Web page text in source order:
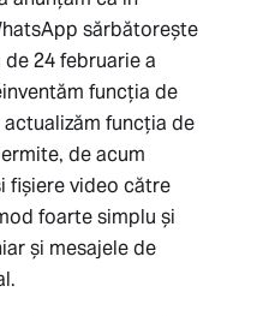
sărbătorește
24 februarie a
funcția de
funcția de
de acum
fișiere video către
foarte simplu și
și mesajele de